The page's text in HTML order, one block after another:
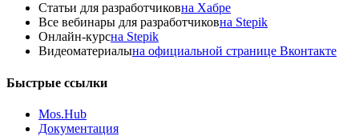
Статьи для разработчиковна Хабре
Все вебинары для разработчиковна Stepik
Онлайн-курсна Stepik
Видеоматериалына официальной странице Вконтакте
Быстрые ссылки
Mos.Hub
Документация